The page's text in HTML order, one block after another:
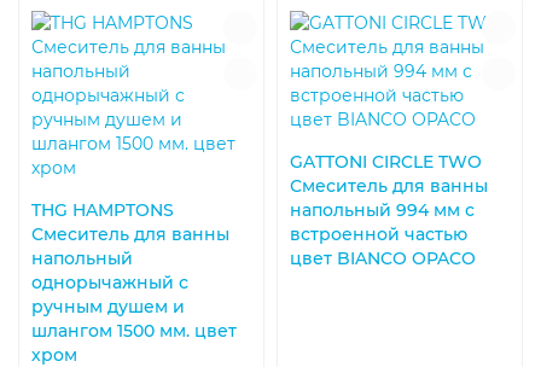
THG HAMPTONS
Смеситель для ванны
напольный
однорычажный с
ручным душем и
шлангом 1500 мм. цвет
хром
GATTONI CIRCLE TWO
Смеситель для ванны
напольный 994 мм с
встроенной частью
цвет BIANCO OPACO